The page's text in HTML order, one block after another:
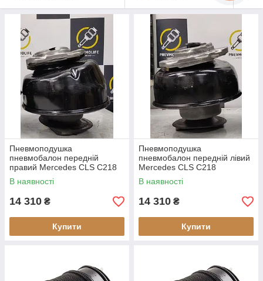
Пневмоподушка
пневмобалон передній
правий Mercedes CLS C218
(відновлений)
В наявності
14 310 ₴
Купити
Пневмоподушка
пневмобалон передній лівий
Mercedes CLS C218
(відновлений)
В наявності
14 310 ₴
Купити